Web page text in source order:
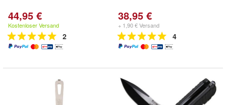
44,95 €
Kostenloser Versand
2
38,95 €
+ 1,90 € Versand
4